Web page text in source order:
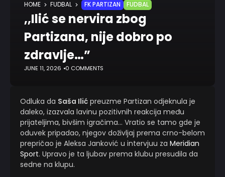
HOME FUDBAL FK PARTIZAN FUDBAL
,,Ilić se nervira zbog
Partizana, nije dobro po
zdravlje…”
JUNE 11, 2026 0 COMMENTS
Odluka da Saša Ilić preuzme Partizan odjeknula je
daleko, izazvala lavinu pozitivnih reakcija među
prijateljima, bivšim igračima… Vratio se tamo gde je
oduvek pripadao, njegov doživljaj prema crno-belom
prepričao je Aleksa Janković u intervjuu za Meridian
Sport. Upravo je ta ljubav prema klubu presudila da
sedne na klupu.